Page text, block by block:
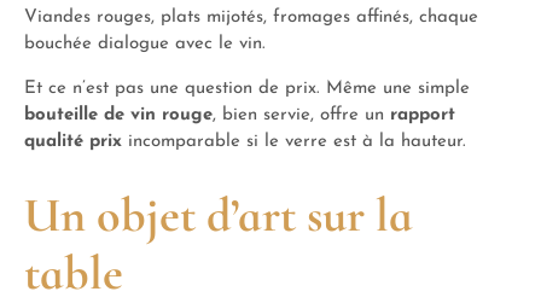
Viandes rouges, plats mijotés, fromages affinés, chaque
bouchée dialogue avec le vin.
Et ce n’est pas une question de prix. Même une simple
bouteille de vin rouge, bien servie, offre un rapport
qualité prix incomparable si le verre est à la hauteur.
Un objet d’art sur la
table